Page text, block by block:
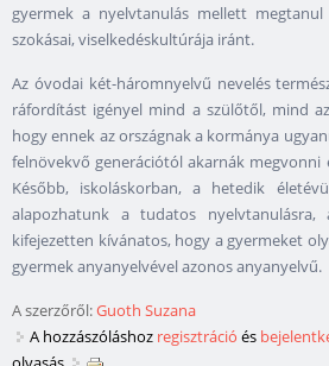
gyermek a nyelvtanulás mellett
szokásai, viselkedéskultúrája iránt.
Az óvodai két-háromnyelvű nevelés
ráfordítást igényel mind a szülőtől, mind
hogy ennek az országnak a kormánya
felnövekvő generációtól akarnák megvonni
Később, iskoláskorban, a hetedik
alapozhatunk a tudatos nyelvtanulásra,
kifejezetten kívánatos, hogy a gyermeket
gyermek anyanyelvével azonos anyanyelvű.
A szerzőről:Guoth Suzana
A hozzászóláshoz regisztráció és